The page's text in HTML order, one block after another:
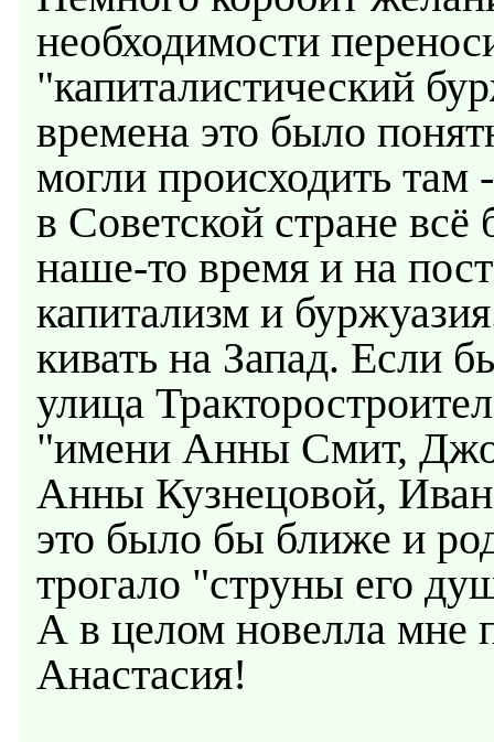
необходимости
"капиталистический
времена это было
могли происходить
в Советской стране
наше-то время и на
капитализм и
кивать на Запад. Если
улица
"имени Анны Смит,
Анны Кузнецовой,
это было бы ближе и
трогало "струны его
А в целом новелла мне
Анастасия!